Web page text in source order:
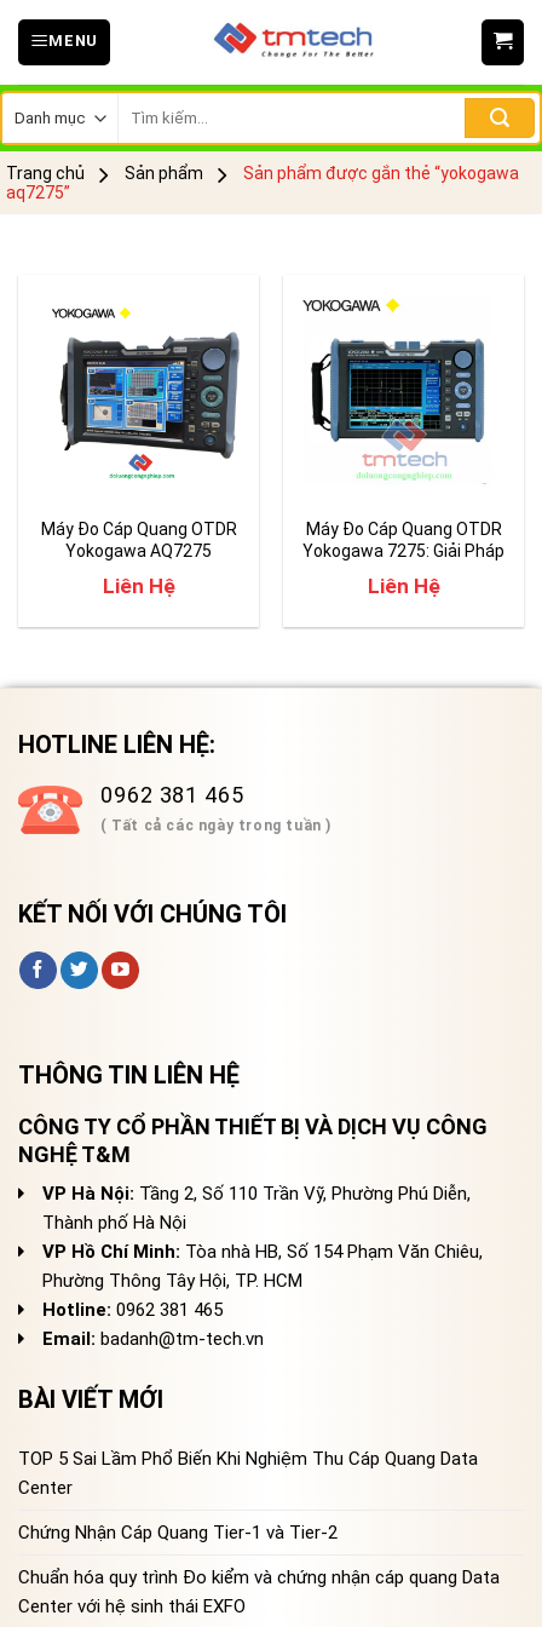
Skip
MENU
kiếm:
Trang chủ Sản phẩm
Sản phẩm được gắn thẻ “yokogawa
aq7275”
Máy Đo Cáp Quang OTDR
Yokogawa AQ7275
Liên Hệ
Máy Đo Cáp Quang OTDR
Yokogawa 7275: Giải Pháp
Mạng Quang
Liên Hệ
HOTLINE LIÊN HỆ:
0962 381 465
( Tất cả các ngày trong tuần )
KẾT NỐI VỚI CHÚNG TÔI
THÔNG TIN LIÊN HỆ
CÔNG TY CỔ PHẦN THIẾT BỊ VÀ DỊCH VỤ CÔNG
NGHỆ T&M
VP Hà Nội: Tầng 2, Số 110 Trần Vỹ, Phường Phú Diễn,
Thành phố Hà Nội
VP Hồ Chí Minh: Tòa nhà HB, Số 154 Phạm Văn Chiêu,
Phường Thông Tây Hội, TP. HCM
Hotline: 0962 381 465
Email: badanh@tm-tech.vn
BÀI VIẾT MỚI
TOP 5 Sai Lầm Phổ Biến Khi Nghiệm Thu Cáp Quang Data
Center
Chứng Nhận Cáp Quang Tier-1 và Tier-2
Chuẩn hóa quy trình Đo kiểm và chứng nhận cáp quang Data
Center với hệ sinh thái EXFO